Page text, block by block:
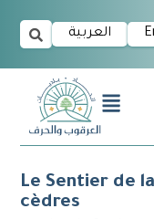
العربية
Le Sentier de
cèdres